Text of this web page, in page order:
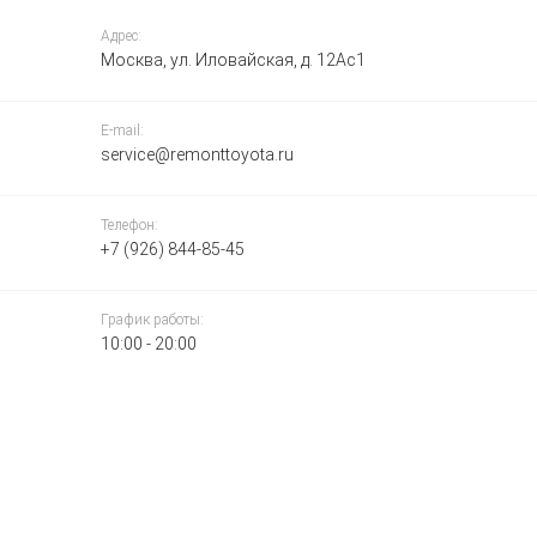
Адрес:
Москва, ул. Иловайская, д. 12Ас1
E-mail:
service@remonttoyota.ru
Телефон:
+7 (926) 844-85-45
График работы:
10:00 - 20:00